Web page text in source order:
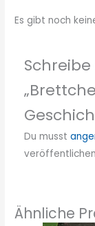
Es gibt noch
Du musst
Ähnliche